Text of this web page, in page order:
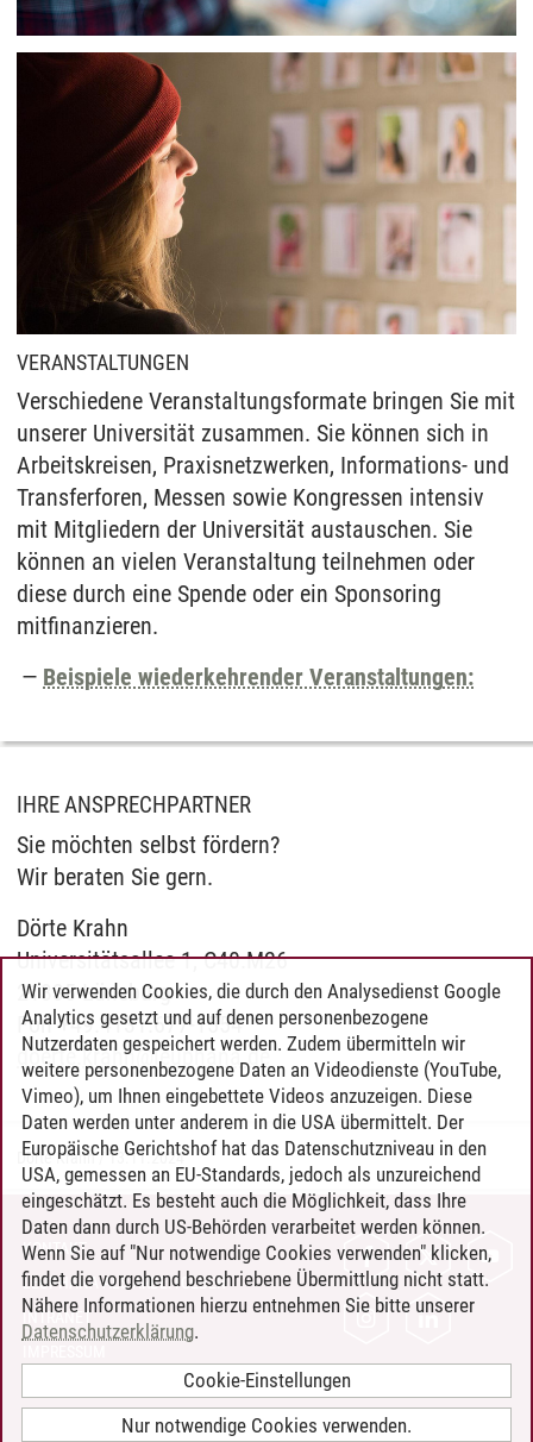
VERANSTALTUNGEN
Verschiedene Veranstaltungsformate bringen Sie mit
unserer Universität zusammen. Sie können sich in
Arbeitskreisen, Praxisnetzwerken, Informations- und
Transferforen, Messen sowie Kongressen intensiv
mit Mitgliedern der Universität austauschen. Sie
können an vielen Veranstaltung teilnehmen oder
diese durch eine Spende oder ein Sponsoring
mitfinanzieren.
Beispiele wiederkehrender Veranstaltungen:
IHRE ANSPRECHPARTNER
Sie möchten selbst fördern?
Wir beraten Sie gern.
Dörte Krahn
Universitätsallee 1, C40.M26
21335 Lüneburg
Fon +49.4131.677-1554
doerte.krahn@leuphana.de
Dörte Krahn/13.11.2024
KONTAKT
LEUPHANA ALS ARBEITGEBER
INTRANET
BARRIEREFREIHEIT
Wir verwenden Cookies, die durch den Analysedienst Google
Analytics gesetzt und auf denen personenbezogene
Nutzerdaten gespeichert werden. Zudem übermitteln wir
weitere personenbezogene Daten an Videodienste (YouTube,
Vimeo), um Ihnen eingebettete Videos anzuzeigen. Diese
Daten werden unter anderem in die USA übermittelt. Der
Europäische Gerichtshof hat das Datenschutzniveau in den
USA, gemessen an EU-Standards, jedoch als unzureichend
eingeschätzt. Es besteht auch die Möglichkeit, dass Ihre
Daten dann durch US-Behörden verarbeitet werden können.
Wenn Sie auf "Nur notwendige Cookies verwenden" klicken,
findet die vorgehend beschriebene Übermittlung nicht statt.
Nähere Informationen hierzu entnehmen Sie bitte unserer
Datenschutzerklärung.
Cookie-Einstellungen
Nur notwendige Cookies verwenden.